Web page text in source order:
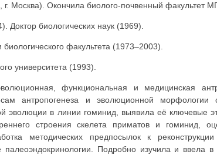
Москва). Окончила биолого-почвенный факультет
Доктор биологических наук (1969).
факультета (1973–2003).
университета (1993).
функциональная и медицинская
антропогенеза и эволюционной морфологии
эволюции в линии гоминид, выявила её ключевые
строения скелета приматов и гоминид,
методических предпосылок к
палеоэндокринологии. Подробно изучила и ввела